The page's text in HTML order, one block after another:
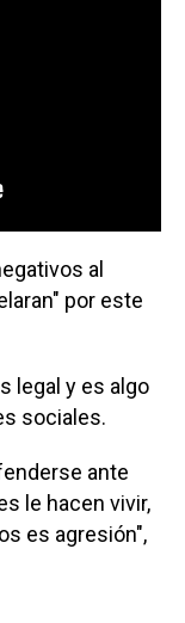
al
por este
legal y es algo
sociales.
ante
le hacen vivir,
es agresión",